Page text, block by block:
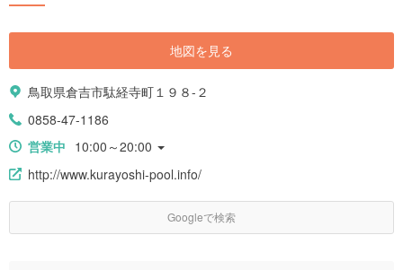
地図を見る
鳥取県倉吉市駄経寺町１９８-２
0858-47-1186
営業中 10:00～20:00
http://www.kurayoshi-pool.info/
Googleで検索